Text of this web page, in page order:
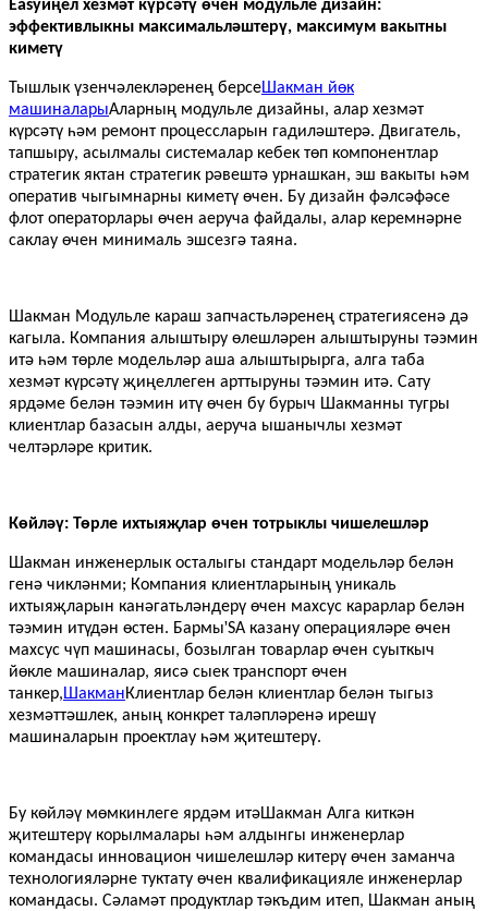
Easyиңел хезмәт күрсәтү өчен модульле дизайн:
эффективлыкны максимальләштерү, максимум вакытны
киметү
Тышлык үзенчәлекләренең берсеШакман йөк
машиналарыАларның модульле дизайны, алар хезмәт
күрсәтү һәм ремонт процессларын гадиләштерә. Двигатель,
тапшыру, асылмалы системалар кебек төп компонентлар
стратегик яктан стратегик рәвештә урнашкан, эш вакыты һәм
оператив чыгымнарны киметү өчен. Бу дизайн фәлсәфәсе
флот операторлары өчен аеруча файдалы, алар керемнәрне
саклау өчен минималь эшсезгә таяна.
Шакман Модульле караш запчастьләренең стратегиясенә дә
кагыла. Компания алыштыру өлешләрен алыштыруны тәэмин
итә һәм төрле модельләр аша алыштырырга, алга таба
хезмәт күрсәтү җиңеллеген арттыруны тәэмин итә. Сату
ярдәме белән тәэмин итү өчен бу бурыч Шакманны тугры
клиентлар базасын алды, аеруча ышанычлы хезмәт
челтәрләре критик.
Көйләү: Төрле ихтыяҗлар өчен тотрыклы чишелешләр
Шакман инженерлык осталыгы стандарт модельләр белән
генә чикләнми; Компания клиентларының уникаль
ихтыяҗларын канәгатьләндерү өчен махсус карарлар белән
тәэмин итүдән өстен. Бармы'SA казану операцияләре өчен
махсус чүп машинасы, бозылган товарлар өчен суыткыч
йөкле машиналар, яисә сыек транспорт өчен
танкер,ШакманКлиентлар белән клиентлар белән тыгыз
хезмәттәшлек, аның конкрет таләпләренә ирешү
машиналарын проектлау һәм җитештерү.
Бу көйләү мөмкинлеге ярдәм итәШакман Алга киткән
җитештерү корылмалары һәм алдынгы инженерлар
командасы инновацион чишелешләр китерү өчен заманча
технологияләрне туктату өчен квалификацияле инженерлар
командасы. Сәламәт продуктлар тәкъдим итеп, Шакман аның